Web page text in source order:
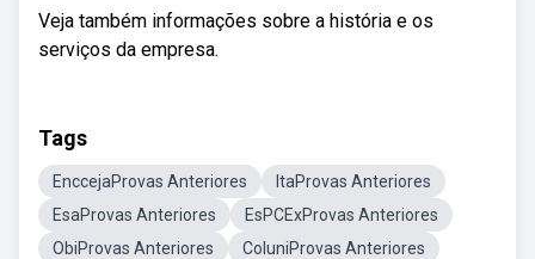
Veja também informações sobre a história e os
serviços da empresa.
Tags
EnccejaProvas Anteriores
ItaProvas Anteriores
EsaProvas Anteriores
EsPCExProvas Anteriores
ObiProvas Anteriores
ColuniProvas Anteriores